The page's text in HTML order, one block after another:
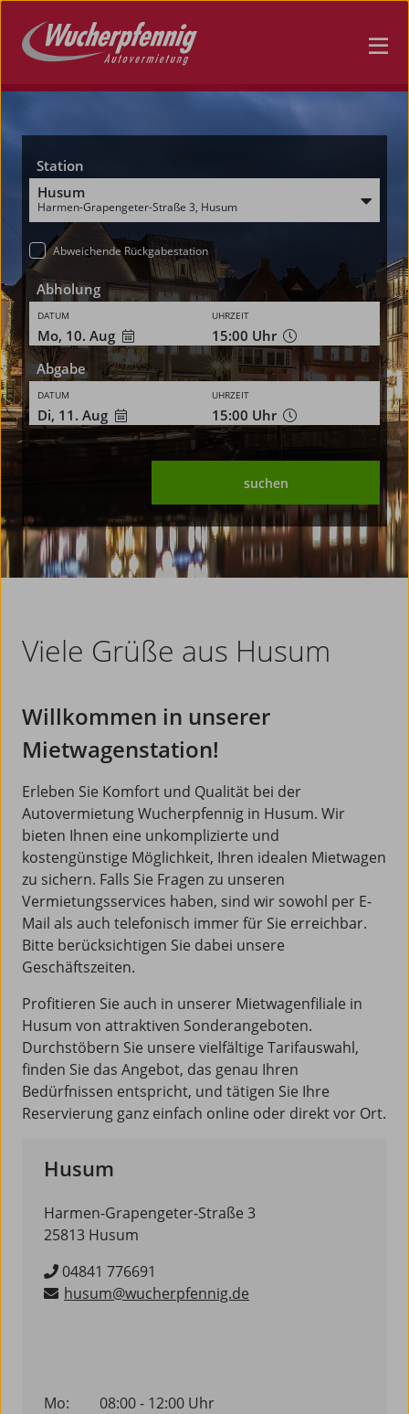
Station
Husum
Harmen-Grapengeter-Straße 3, Husum
Abweichende Rückgabestation
Abholung
DATUM
Mo, 10. Aug
UHRZEIT
15:00 Uhr
Abgabe
DATUM
Di, 11. Aug
UHRZEIT
15:00 Uhr
suchen
Viele Grüße aus Husum
Willkommen in unserer
Mietwagenstation!
Erleben Sie Komfort und Qualität bei der
Autovermietung Wucherpfennig in Husum. Wir
bieten Ihnen eine unkomplizierte und
kostengünstige Möglichkeit, Ihren idealen Mietwagen
zu sichern. Falls Sie Fragen zu unseren
Vermietungsservices haben, sind wir sowohl per E-
Mail als auch telefonisch immer für Sie erreichbar.
Bitte berücksichtigen Sie dabei unsere
Geschäftszeiten.
Profitieren Sie auch in unserer Mietwagenfiliale in
Husum von attraktiven Sonderangeboten.
Durchstöbern Sie unsere vielfältige Tarifauswahl,
finden Sie das Angebot, das genau Ihren
Bedürfnissen entspricht, und tätigen Sie Ihre
Reservierung ganz einfach online oder direkt vor Ort.
Husum
Harmen-Grapengeter-Straße 3
25813 Husum
04841 776691
husum@wucherpfennig.de
Mo:
08:00 - 12:00 Uhr